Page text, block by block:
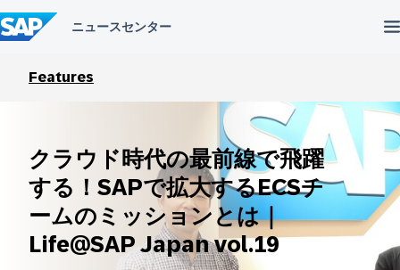
ン
テ
Features
クラウド時代の最前線で飛躍
する！SAPで拡大するECSチ
ームのミッションとは｜
Life@SAP Japan vol.19